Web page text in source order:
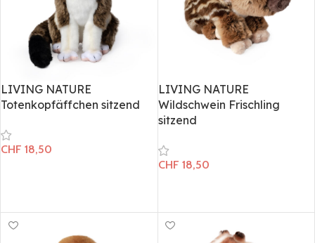
LIVING NATURE
Totenkopfäffchen sitzend
CHF 18,50
LIVING NATURE
Wildschwein Frischling
sitzend
CHF 18,50